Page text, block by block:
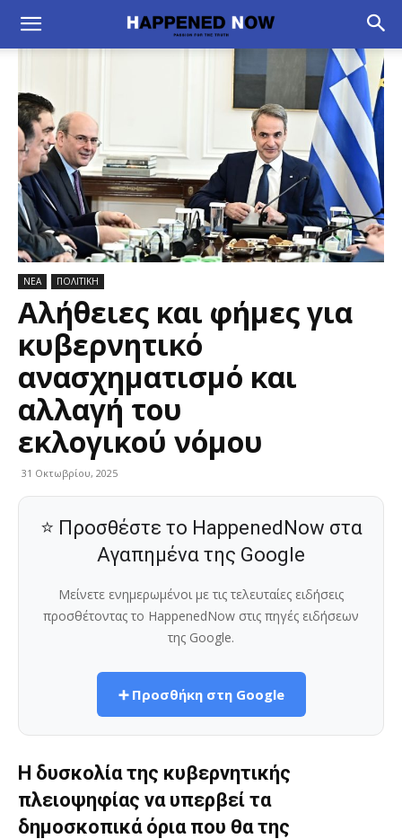
ΝΕΑ ΠΟΛΙΤΙΚΗ
Αλήθειες και φήμες για
κυβερνητικό
ανασχηματισμό και
αλλαγή του
εκλογικού νόμου
31 Οκτωβρίου, 2025
⭐ Προσθέστε το HappenedNow στα
Αγαπημένα της Google
Μείνετε ενημερωμένοι με τις τελευταίες ειδήσεις
προσθέτοντας το HappenedNow στις πηγές ειδήσεων
της Google.
➕ Προσθήκη στη Google
H δυσκολία της κυβερνητικής
πλειοψηφίας να υπερβεί τα
δημοσκοπικά όρια που θα της